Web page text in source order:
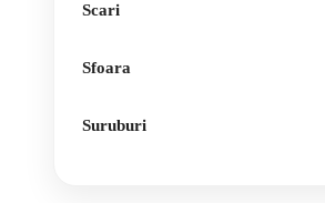
Scari
Sfoara
Suruburi